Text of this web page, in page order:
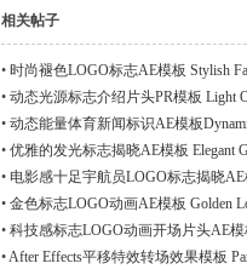
相关帖子
• 时尚褪色LOGO标志AE模板 Stylish
•动态光源标志介绍片头PR模板 Light
•动态能量体育新闻标识AE模板
•优雅的发光标志揭晓AE模板 Elegant
• 电影感十足宇航员LOGO标志揭晓AE
•金色标志LOGO动画AE模板 Golden
•科技感标志LOGO动画开场片头AE模
•After Effects平移特效转场效果模板